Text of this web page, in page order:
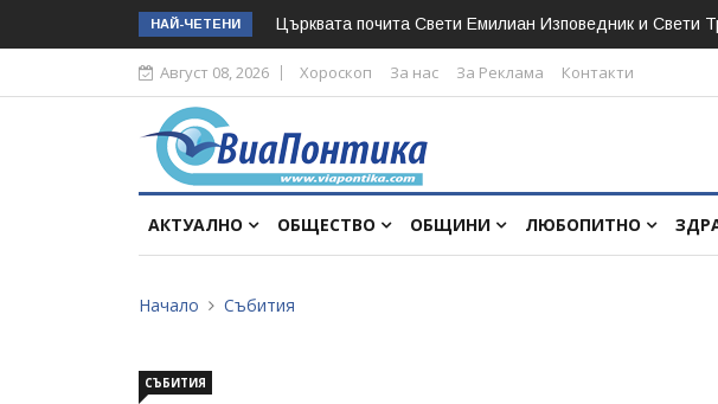
НАЙ-ЧЕТЕНИ Църквата почита Свeти Емилиан Изповедник и Свети
Август 08, 2026 Хороскоп За нас За Реклама Контакти
АКТУАЛНО ОБЩЕСТВО ОБЩИНИ ЛЮБОПИТНО
Начало Събития
СЪБИТИЯ